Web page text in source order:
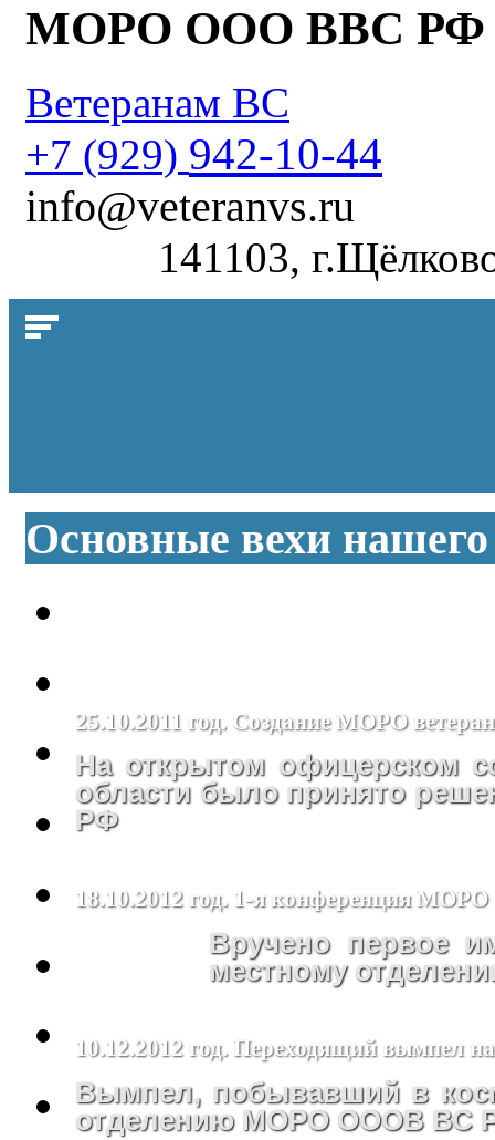
МОРО ООО ВВС РФ
Ветеранам ВС
+7 (929) 942-10-44
info@veteranvs.ru
141103,
Основные вехи
25.10.2011 год. Создание МОРО
На открытом офицерском
области было принято
РФ
18.10.2012 год. 1-я конференция МОРО
Вручено первое
местному
10.12.2012 год. Переходящий вымпел
Вымпел, побывавший в
отделению МОРО ОООВ ВС